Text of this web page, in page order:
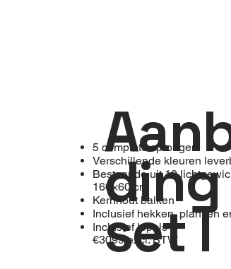
ding
set I
5 complete sprongen
Verschillende kleuren
Bestaande uit 10
160×60 cm
Kernhout balken
Inclusief hekken, planken
Inclusief lepels
€3099 excl. BTW